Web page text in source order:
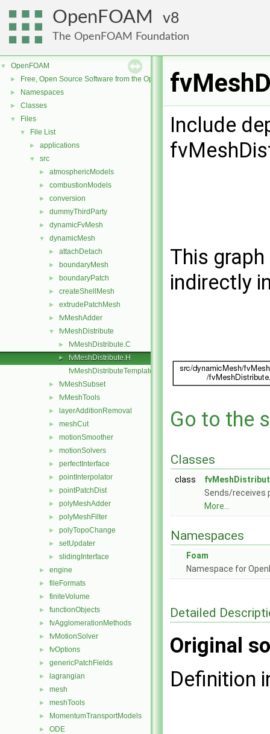
OpenFOAM 8
The OpenFOAM Foundation
▼ OpenFOAM
► Free, Open Source Software from the OpenFOAM Foundation
► Namespaces
► Classes
▼ Files
▼ File List
► applications
▼ src
► atmosphericModels
► combustionModels
► conversion
► dummyThirdParty
► dynamicFvMesh
▼ dynamicMesh
► attachDetach
► boundaryMesh
► boundaryPatch
► createShellMesh
► extrudePatchMesh
► fvMeshAdder
▼ fvMeshDistribute
► fvMeshDistribute.C
►
fvMeshDistribute.H
fvMeshDistributeTemplates.C
► fvMeshSubset
► fvMeshTools
► layerAdditionRemoval
► meshCut
► motionSmoother
► motionSolvers
► perfectInterface
► pointInterpolator
► pointPatchDist
► polyMeshAdder
► polyMeshFilter
► polyTopoChange
► setUpdater
► slidingInterface
► engine
► fileFormats
► finiteVolume
► functionObjects
► fvAgglomerationMethods
► fvMotionSolver
► fvOptions
► genericPatchFields
► lagrangian
► mesh
► meshTools
► MomentumTransportModels
► ODE
Include
This
indirectly
Go to the
Classes
class
Sends/receives
More...
Namespaces
Foam
Namespace for
Detailed
Original
Definition